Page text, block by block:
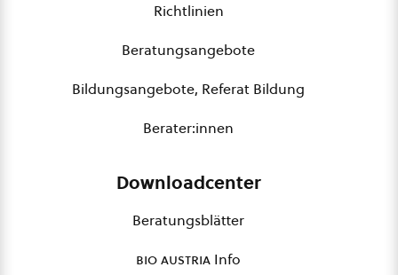
Richtlinien
Beratungsangebote
Bildungsangebote, Referat Bildung
Berater:innen
Downloadcenter
Beratungsblätter
bio austria Info